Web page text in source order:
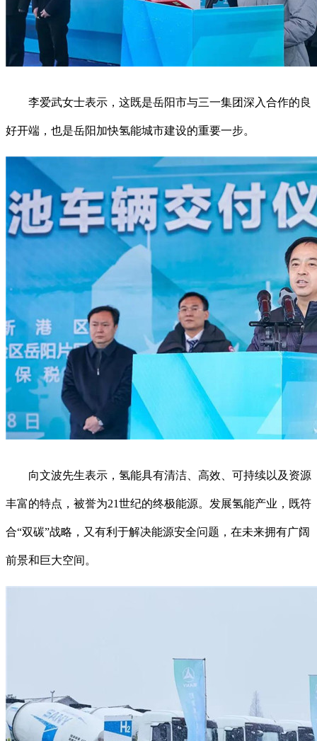
李爱武女士表示，这既是岳阳市与三一集团深入合作的良
好开端，也是岳阳加快氢能城市建设的重要一步。
向文波先生表示，氢能具有清洁、高效、可持续以及资源
丰富的特点，被誉为21世纪的终极能源。发展氢能产业，既符
合“双碳”战略，又有利于解决能源安全问题，在未来拥有广阔
前景和巨大空间。